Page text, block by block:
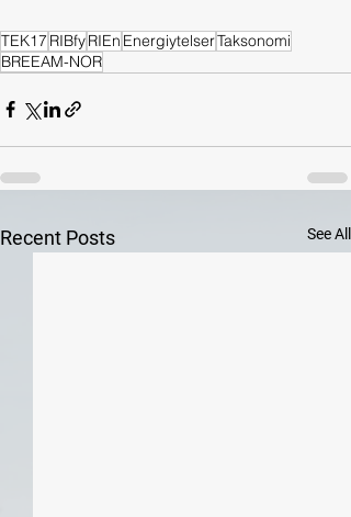
TEK17 RIBfyRIEn EnergiytelserTaksonomi
BREEAM-NOR
Recent Posts See All